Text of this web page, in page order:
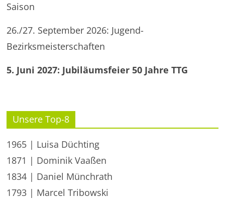
Saison
26./27. September 2026: Jugend-
Bezirksmeisterschaften
5. Juni 2027: Jubiläumsfeier 50 Jahre TTG
Unsere Top-8
1965 | Luisa Düchting
1871 | Dominik Vaaßen
1834 | Daniel Münchrath
1793 | Marcel Tribowski